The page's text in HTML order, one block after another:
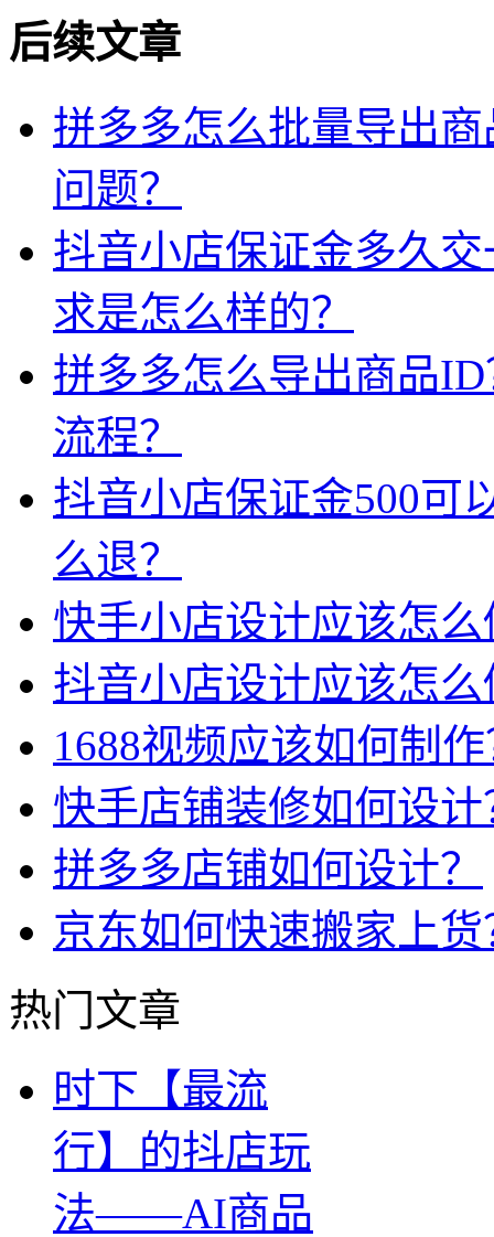
后续文章
拼多多怎么批量导出
问题？
抖音小店保证金多久
求是怎么样的？
拼多多怎么导出商品
流程？
抖音小店保证金500可
么退？
快手小店设计应该怎么
抖音小店设计应该怎么
1688视频应该如何制
快手店铺装修如何设计
拼多多店铺如何设计？
京东如何快速搬家上货
热门文章
时下【最流
行】的抖店玩
法——AI商品